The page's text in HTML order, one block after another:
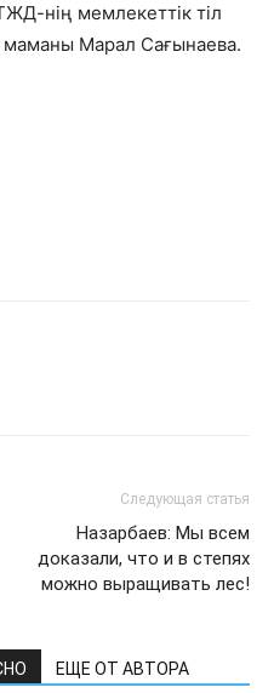
нің мемлекеттік тіл
Марал Сағынаева.
Следующая статья
Назарбаев: Мы всем
доказали, что и в степях
можно выращивать лес!
ЕЩЕ ОТ АВТОРА